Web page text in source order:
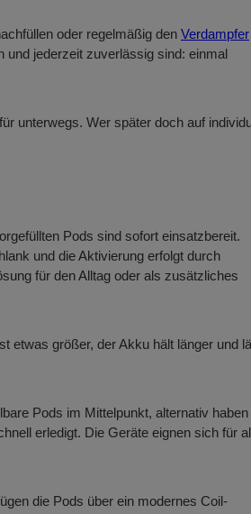
oder regelmäßig den Verdampfer
und jederzeit zuverlässig sind: einmal
unterwegs. Wer später doch auf
Pods sind sofort einsatzbereit.
und die Aktivierung erfolgt durch
für den Alltag oder als zusätzliches
etwas größer, der Akku hält länger und
Pods im Mittelpunkt, alternativ haben
erledigt. Die Geräte eignen sich für
die Pods über ein modernes Coil-